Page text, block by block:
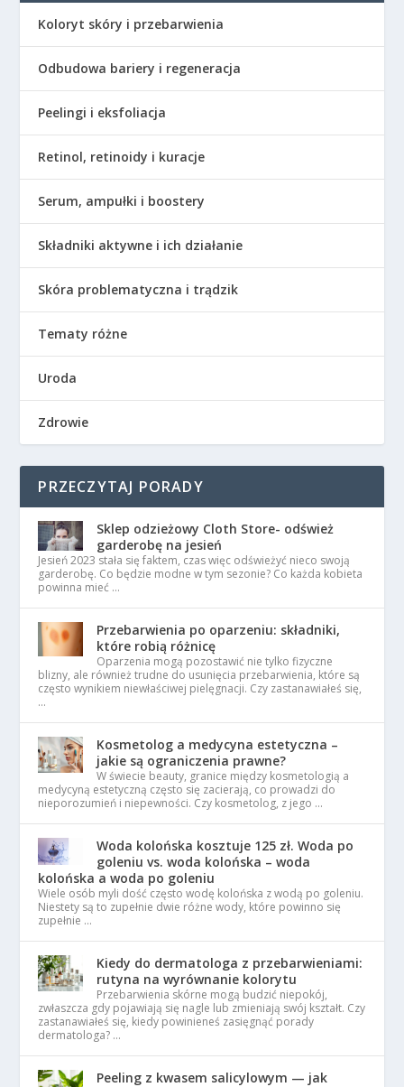
Koloryt skóry i przebarwienia
Odbudowa bariery i regeneracja
Peelingi i eksfoliacja
Retinol, retinoidy i kuracje
Serum, ampułki i boostery
Składniki aktywne i ich działanie
Skóra problematyczna i trądzik
Tematy różne
Uroda
Zdrowie
PRZECZYTAJ PORADY
Sklep odzieżowy Cloth Store- odśwież
garderobę na jesień
Jesień 2023 stała się faktem, czas więc odświeżyć nieco swoją
garderobę. Co będzie modne w tym sezonie? Co każda kobieta
powinna mieć …
Przebarwienia po oparzeniu: składniki,
które robią różnicę
Oparzenia mogą pozostawić nie tylko fizyczne
blizny, ale również trudne do usunięcia przebarwienia, które są
często wynikiem niewłaściwej pielęgnacji. Czy zastanawiałeś się,
…
Kosmetolog a medycyna estetyczna –
jakie są ograniczenia prawne?
W świecie beauty, granice między kosmetologią a
medycyną estetyczną często się zacierają, co prowadzi do
nieporozumień i niepewności. Czy kosmetolog, z jego …
Woda kolońska kosztuje 125 zł. Woda po
goleniu vs. woda kolońska – woda
kolońska a woda po goleniu
Wiele osób myli dość często wodę kolońska z wodą po goleniu.
Niestety są to zupełnie dwie różne wody, które powinno się
zupełnie …
Kiedy do dermatologa z przebarwieniami:
rutyna na wyrównanie kolorytu
Przebarwienia skórne mogą budzić niepokój,
zwłaszcza gdy pojawiają się nagle lub zmieniają swój kształt. Czy
zastanawiałeś się, kiedy powinieneś zasięgnąć porady
dermatologa? …
Peeling z kwasem salicylowym — jak